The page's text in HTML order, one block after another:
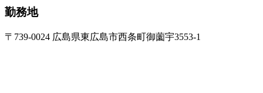
勤務地
〒739-0024 広島県東広島市西条町御薗宇3553-1